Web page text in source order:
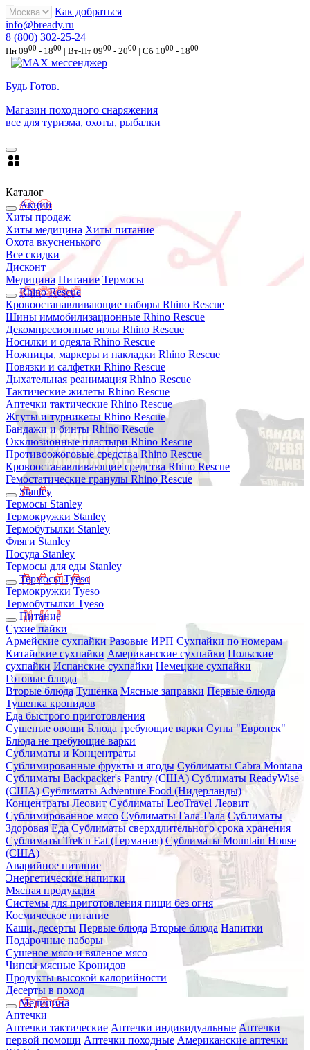
Как добраться
info@bready.ru
8 (800) 302-25-24
Пн 0900 - 1800 | Вт-Пт 0900 - 2000 | Сб 1000 - 1800
Будь Готов.
Магазин походного снаряжения
все для туризма, охоты, рыбалки
Каталог
Акции
Хиты продаж
Хиты медицина Хиты питание
Охота вкусненького
Все скидки
Дисконт
Медицина Питание Термосы
Rhino Rescue
Кровоостанавливающие наборы Rhino Rescue
Шины иммобилизационные Rhino Rescue
Декомпресионные иглы Rhino Rescue
Носилки и одеяла Rhino Rescue
Ножницы, маркеры и накладки Rhino Rescue
Повязки и салфетки Rhino Rescue
Дыхательная реанимация Rhino Rescue
Тактические жилеты Rhino Rescue
Аптечки тактические Rhino Rescue
Жгуты и турникеты Rhino Rescue
Бандажи и бинты Rhino Rescue
Окклюзионные пластыри Rhino Rescue
Противоожоговые средства Rhino Rescue
Кровоостанавливающие средства Rhino Rescue
Гемостатические гранулы Rhino Rescue
Stanley
Термосы Stanley
Термокружки Stanley
Термобутылки Stanley
Фляги Stanley
Посуда Stanley
Термосы для еды Stanley
Термосы Tyeso
Термокружки Tyeso
Термобутылки Tyeso
Питание
Сухие пайки
Армейские сухпайки Разовые ИРП Сухпайки по номерам
Китайские сухпайки Американские сухпайки Польские
сухпайки Испанские сухпайки Немецкие сухпайки
Готовые блюда
Вторые блюда Тушёнка Мясные заправки Первые блюда
Тушенка кронидов
Еда быстрого приготовления
Сушеные овощи Блюда требующие варки Супы "Европек"
Блюда не требующие варки
Сублиматы и Концентраты
Сублимированные фрукты и ягоды Сублиматы Cabra Montana
Сублиматы Backpacker's Pantry (США) Сублиматы ReadyWise
(США) Сублиматы Adventure Food (Нидерланды)
Концентраты Леовит Сублиматы LeoTravel Леовит
Сублимированное мясо Сублиматы Гала-Гала Сублиматы
Здоровая Еда Сублиматы сверхдлительного срока хранения
Сублиматы Trek'n Eat (Германия) Сублиматы Mountain House
(США)
Аварийное питание
Энергетические напитки
Мясная продукция
Системы для приготовления пищи без огня
Космическое питание
Каши, десерты Первые блюда Вторые блюда Напитки
Подарочные наборы
Сушеное мясо и вяленое мясо
Чипсы мясные Кронидов
Продукты высокой калорийности
Десерты в поход
Медицина
Аптечки
Аптечки тактические Аптечки индивидуальные Аптечки
первой помощи Аптечки походные Американские аптечки